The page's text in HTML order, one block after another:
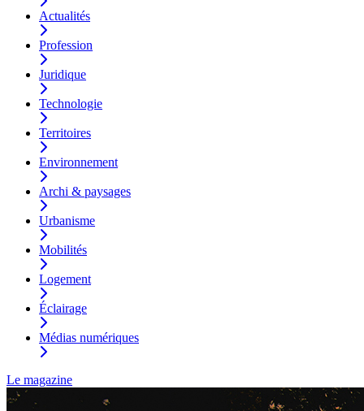
Actualités
Profession
Juridique
Technologie
Territoires
Environnement
Archi & paysages
Urbanisme
Mobilités
Logement
Éclairage
Médias numériques
Le magazine